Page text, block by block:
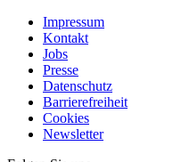
Impressum
Kontakt
Jobs
Presse
Datenschutz
Barrierefreiheit
Cookies
Newsletter